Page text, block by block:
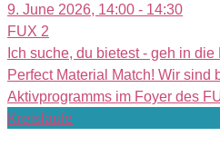
9. June 2026, 14:00 - 14:30
FUX 2
Ich suche, du bietest - geh in
Perfect Material Match! Wir sind
Aktivprogramms im Foyer des
Kreisläufe